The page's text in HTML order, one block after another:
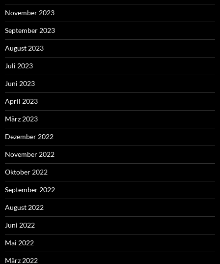
November 2023
September 2023
August 2023
Juli 2023
Juni 2023
April 2023
März 2023
Dezember 2022
November 2022
Oktober 2022
September 2022
August 2022
Juni 2022
Mai 2022
März 2022